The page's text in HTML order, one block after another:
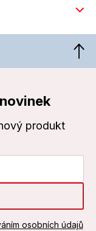
produkt
osobních údajů